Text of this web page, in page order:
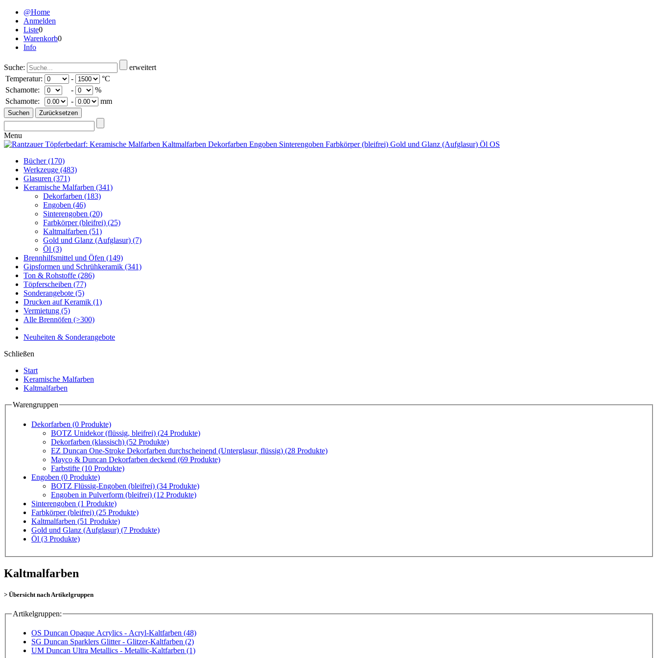
@Home
Anmelden
Liste0
Warenkorb0
Info
Suche:
erweitert
Temperatur:
-
°C
Schamotte:
-
%
Schamotte:
- mm
Menu
Bücher(170)
Werkzeuge (483)
Glasuren (371)
Keramische Malfarben (341)
Dekorfarben (183)
Engoben (46)
Sinterengoben (20)
Farbkörper (bleifrei) (25)
Kaltmalfarben (51)
Gold und Glanz (Aufglasur) (7)
Öl (3)
Brennhilfsmittel und Öfen (149)
Gipsformen und Schrühkeramik (341)
Ton & Rohstoffe (286)
Töpferscheiben (77)
Sonderangebote (5)
Drucken auf Keramik (1)
Vermietung (5)
Alle Brennöfen (>300)
Neuheiten & Sonderangebote
Schließen
Start
Keramische Malfarben
Kaltmalfarben
Warengruppen
Dekorfarben (0 Produkte)
BOTZ Unidekor (flüssig, bleifrei) (24 Produkte)
Dekorfarben (klassisch) (52 Produkte)
EZ Duncan One-Stroke Dekorfarben durchscheinend (Unterglasur, flüssig) (28 Produkte)
Mayco & Duncan Dekorfarben deckend (69 Produkte)
Farbstifte (10 Produkte)
Engoben (0 Produkte)
BOTZ Flüssig-Engoben (bleifrei) (34 Produkte)
Engoben in Pulverform (bleifrei) (12 Produkte)
Sinterengoben (1 Produkte)
Farbkörper (bleifrei) (25 Produkte)
Kaltmalfarben (51 Produkte)
Gold und Glanz (Aufglasur) (7 Produkte)
Öl (3 Produkte)
Kaltmalfarben
> Übersicht nach Artikelgruppen
Artikelgruppen:
OS Duncan Opaque Acrylics - Acryl-Kaltfarben (48)
SG Duncan Sparklers Glitter - Glitzer-Kaltfarben (2)
UM Duncan Ultra Metallics - Metallic-Kaltfarben (1)